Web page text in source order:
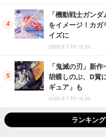
「機動戦士ガン
をイメージ！カガ
イズに
2026.8.7 Fri 16:20
「鬼滅の刃」新
胡蝶しのぶ、D賞
ギュア」も
2026.8.7 Fri 16:00
ランキン